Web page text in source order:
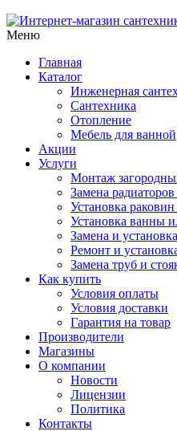
Меню
Главная
Каталог
Инженерная
Сантехника
Отопление
Мебель для ванной
Акции
Услуги
Монтаж
Замена
Установка
Установка ванны
Замена и
Ремонт и
Замена труб и
Как купить
Условия оплаты
Условия доставки
Гарантия на товар
Производители
Магазины
О компании
Новости
Лицензии
Политика
Контакты